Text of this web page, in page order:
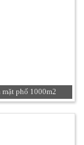
phố 1000m2